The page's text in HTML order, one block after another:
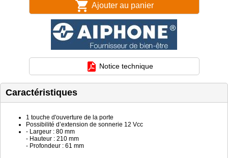
Ajouter au panier
Notice technique
Caractéristiques
1 touche d'ouverture de la porte
Possibilité d’extension de sonnerie 12 Vcc
- Largeur : 80 mm
- Hauteur : 210 mm
- Profondeur : 61 mm